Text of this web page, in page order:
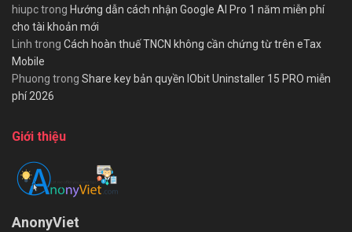
hiupctrong Hướng dẫn cách nhận Google AI Pro 1 năm miễn phí
cho tài khoản mới
Linh trong Cách hoàn thuế TNCN không cần chứng từ trên eTax
Mobile
Phuong trong Share key bản quyền IObit Uninstaller 15 PRO miễn
phí 2026
Giới thiệu
AnonyViet